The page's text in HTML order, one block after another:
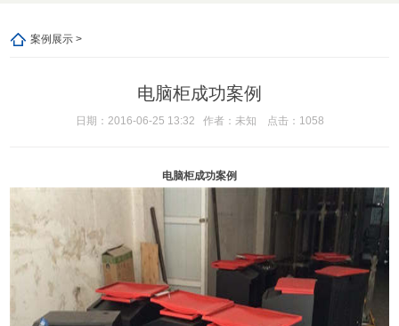
案例展示 >
电脑柜成功案例
日期：2016-06-25 13:32 作者：未知 点击：1058
电脑柜成功案例